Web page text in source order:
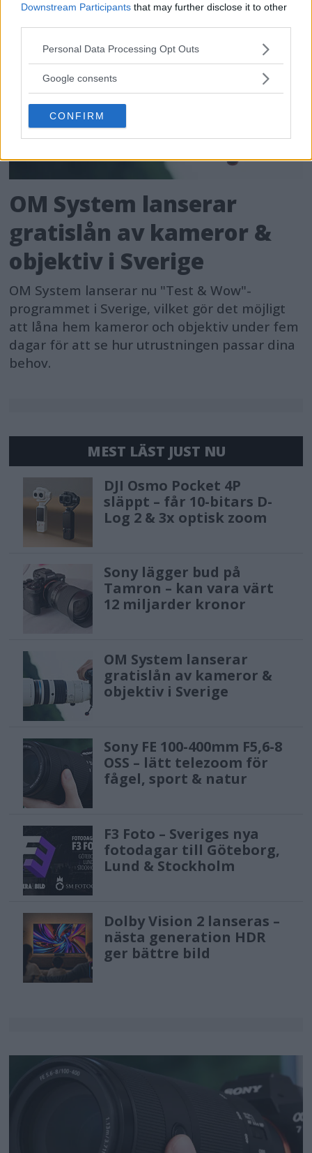
Downstream Participants that may further disclose it to other
Please note that this website/app uses one or more Google
not limited to your visit or usage behaviour. You may click to
use your data for below specified purposes in below Google
consent section.
Personal Data Processing Opt Outs
Google consents
CONFIRM
OM System lanserar
gratislån av kameror &
objektiv i Sverige
OM System lanserar nu "Test & Wow"-
programmet i Sverige, vilket gör det möjligt
att låna hem kameror och objektiv under fem
dagar för att se hur utrustningen passar dina
behov.
MEST LÄST JUST NU
DJI Osmo Pocket 4P
släppt – får 10-bitars D-
Log 2 & 3x optisk zoom
Sony lägger bud på
Tamron – kan vara värt
12 miljarder kronor
OM System lanserar
gratislån av kameror &
objektiv i Sverige
Sony FE 100-400mm F5,6-8
OSS – lätt telezoom för
fågel, sport & natur
F3 Foto – Sveriges nya
fotodagar till Göteborg,
Lund & Stockholm
Dolby Vision 2 lanseras –
nästa generation HDR
ger bättre bild